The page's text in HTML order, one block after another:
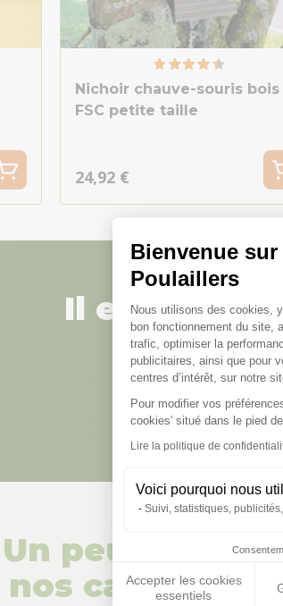
Bienvenue
Poulaillers
Plateforme de
Nous utilisons des cookies,
bon fonctionnement du site,
trafic, optimiser la
publicitaires, ainsi que pour
centres d’intérêt, sur notre
Pour modifier vos
cookies' situé dans le pied de
Lire la politique de
Voici pourquoi nous
Suivi, statistiques,
Accepter les cookies
essentiels
Nichoir chauve-souris bois
FSC petite taille
24,92 €
Il est bien
des
Voir
Un peu,
nos